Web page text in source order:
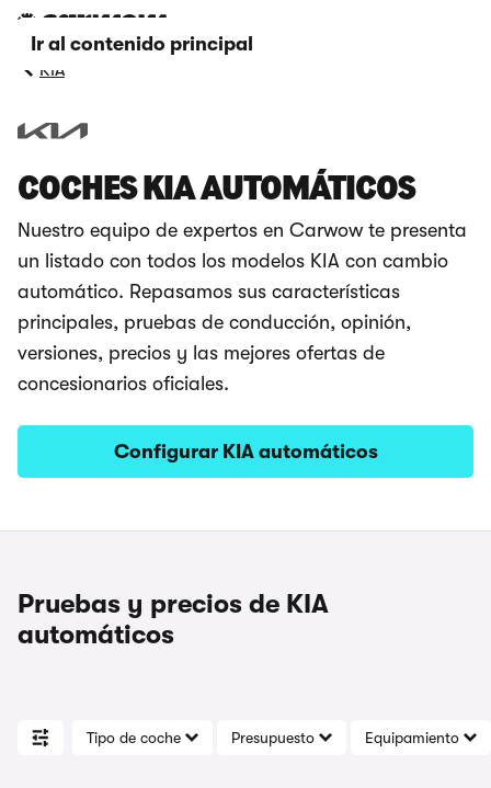
Ir al contenido principal
KIA
COCHES KIA AUTOMÁTICOS
Nuestro equipo de expertos en Carwow te presenta
un listado con todos los modelos KIA con cambio
automático. Repasamos sus características
principales, pruebas de conducción, opinión,
versiones, precios y las mejores ofertas de
concesionarios oficiales.
Configurar KIA automáticos
Pruebas y precios de KIA
automáticos
Tipo de coche Presupuesto Equipamiento